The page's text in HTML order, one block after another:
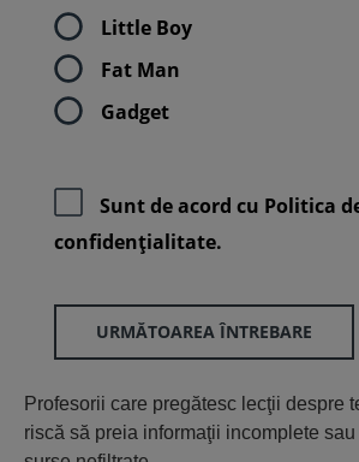
Little Boy
Fat Man
Gadget
Sunt de acord cu Politica
confidenţialitate.
URMĂTOAREA ÎNTREBARE
Profesorii care pregătesc lecţii despre
riscă să preia informaţii incomplete